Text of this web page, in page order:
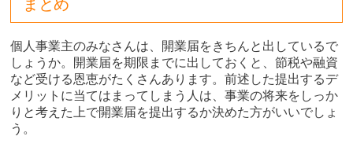
まとめ
個人事業主のみなさんは、開業届をきちんと出しているで
しょうか。開業届を期限までに出しておくと、節税や融資
など受ける恩恵がたくさんあります。前述した提出するデ
メリットに当てはまってしまう人は、事業の将来をしっか
りと考えた上で開業届を提出するか決めた方がいいでしょ
う。